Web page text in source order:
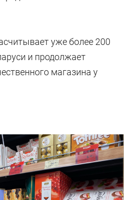
уже более 200
и продолжает
магазина у